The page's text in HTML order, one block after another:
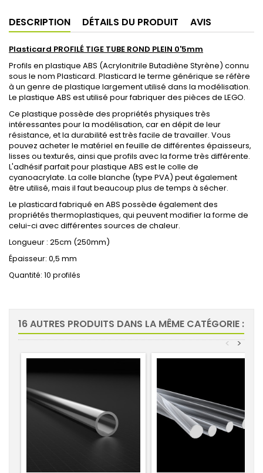
DESCRIPTION DÉTAILS DU PRODUIT AVIS
Plasticard PROFILÉ TIGE TUBE ROND PLEIN 0'5mm
Profils en plastique ABS (Acrylonitrile Butadiène Styrène) connu
sous le nom Plasticard. Plasticard le terme générique se réfère
à un genre de plastique largement utilisé dans la modélisation.
Le plastique ABS est utilisé pour fabriquer des pièces de LEGO.
Ce plastique possède des propriétés physiques très
intéressantes pour la modélisation, car en dépit de leur
résistance, et la durabilité est très facile de travailler. Vous
pouvez acheter le matériel en feuille de différentes épaisseurs,
lisses ou texturés, ainsi que profils avec la forme très différente.
L'adhésif parfait pour plastique ABS est le colle de
cyanoacrylate. La colle blanche (type PVA) peut également
être utilisé, mais il faut beaucoup plus de temps à sécher.
Le plasticard fabriqué en ABS possède également des
propriétés thermoplastiques, qui peuvent modifier la forme de
celui-ci avec différentes sources de chaleur.
Longueur : 25cm (250mm)
Épaisseur: 0,5 mm
Quantité: 10 profilés
16 AUTRES PRODUITS DANS LA MÊME CATÉGORIE :
>
<